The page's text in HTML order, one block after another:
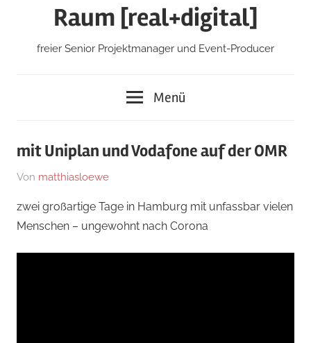
Raum [real+digital]
freier Senior Projektmanager und Event-Producer
Menü
mit Uniplan und Vodafone auf der OMR
Am
September
2022
Von matthiasloewe
zwei großartige Tage in Hamburg mit unfassbar vielen
Menschen – ungewohnt nach Corona